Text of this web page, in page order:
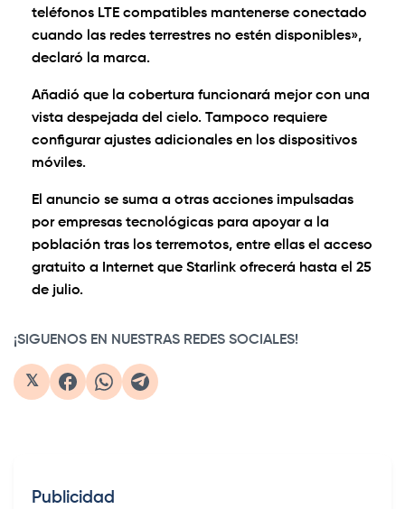
teléfonos LTE compatibles mantenerse conectado
cuando las redes terrestres no estén disponibles»,
declaró la marca.
Añadió que la cobertura funcionará mejor con una
vista despejada del cielo. Tampoco requiere
configurar ajustes adicionales en los dispositivos
móviles.
El anuncio se suma a otras acciones impulsadas
por empresas tecnológicas para apoyar a la
población tras los terremotos, entre ellas el acceso
gratuito a Internet que Starlink ofrecerá hasta el 25
de julio.
¡SIGUENOS EN NUESTRAS REDES SOCIALES!
𝕏
Publicidad